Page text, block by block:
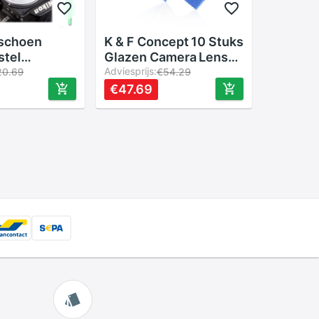
Cleaning
Pen/Lens
Kit
K & F Concept 10 Stuks
Glazen Camera Lens
Microvezeldoek Filter
Lens Dv Lcd Telefoon
Screen Cleaner voor
Adviesprijs:€54.29
€47.69